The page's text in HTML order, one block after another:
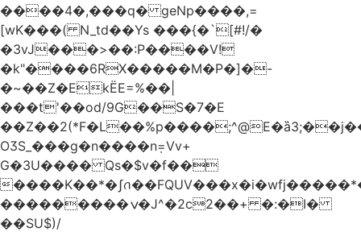
����4�,���q� geNp����,=
[wK���( N_td��Ys ���{�`[#!/�
�3vJ���>��:P����V!
�k"����6RX�����M�P�]�-
�~��Z�EkЁE=%��|
���t'��оd/9G��S�7�E
OӠS_���g�n����n݂=Vv+
G�3U���� Qs�$v�f��
����K��*�ʃꪒ��FQUV��
���������ݍ�J^�2c2��+ �:�I�
��SU$)/